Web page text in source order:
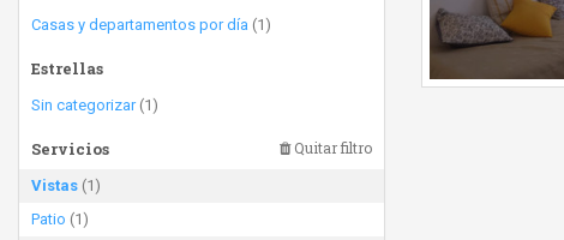
Casas y departamentos por día (1)
Estrellas
Sin categorizar(1)
Servicios Quitar filtro
Vistas (1)
Patio (1)